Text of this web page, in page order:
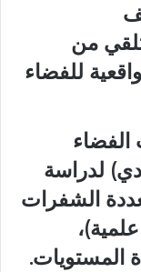
من
للفضاء
لدراسة
الشفرات
المستويات.